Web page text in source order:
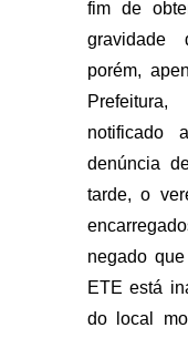
fim de
gravidade
porém,
notificado
denúncia
tarde, o
negado
ETE está
do local